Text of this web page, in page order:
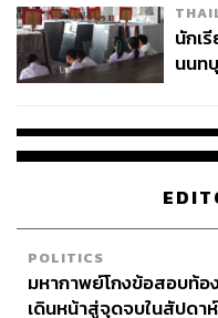
จ่าย
นักเ
นนท
POLITICS
มหากาพย์โกงข้อสอบท้อ
เดินหน้าสู่จุดจบในสัปดา